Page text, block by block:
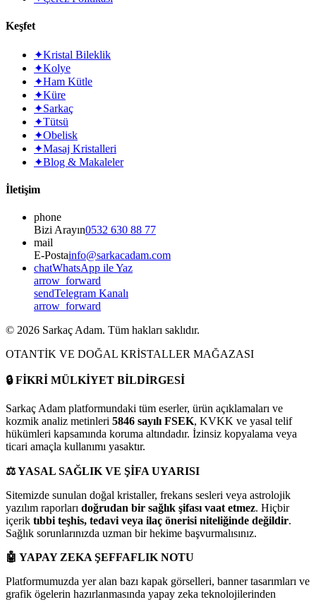
Keşfet
✦Kristal Bileklik
✦Kolye
✦Ham Kütle
✦Küre
✦Sarkaç
✦Tütsü
✦Obelisk
✦Masaj Kristalleri
✦Blog & Makaleler
İletişim
phone
Bizi Arayın0532 630 88 77
mail
E-Postainfo@sarkacadam.com
chatWhatsApp ile Yaz
arrow_forward
sendTelegram Kanalı
arrow_forward
© 2026 Sarkaç Adam. Tüm hakları saklıdır.
OTANTİK VE DOĞAL KRİSTALLER MAĞAZASI
🔒FİKRİ MÜLKİYET BİLDİRGESİ
Sarkaç Adam platformundaki tüm eserler, ürün açıklamaları ve
kozmik analiz metinleri 5846 sayılı FSEK, KVKK ve yasal telif
hükümleri kapsamında koruma altındadır. İzinsiz kopyalama veya
ticari amaçla kullanımı yasaktır.
⚖️YASAL SAĞLIK VE ŞİFA UYARISI
Sitemizde sunulan doğal kristaller, frekans sesleri veya astrolojik
yazılım raporları doğrudan bir sağlık şifası vaat etmez. Hiçbir
içerik tıbbi teşhis, tedavi veya ilaç önerisi niteliğinde değildir.
Sağlık sorunlarınızda uzman bir hekime başvurmalısınız.
🤖 YAPAY ZEKA ŞEFFAFLIK NOTU
Platformumuzda yer alan bazı kapak görselleri, banner tasarımları ve
grafik ögelerin hazırlanmasında yapay zeka teknolojilerinden